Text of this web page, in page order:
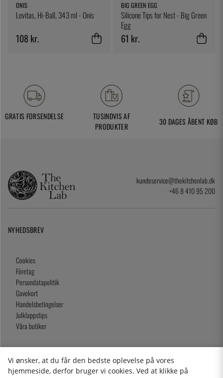
ONIS
Levitas, Hi-Ball, 343 ml - Onis
108 kr.
BIG GREEN EGG
Silicone Tips for Nest - Big Green
Egg
61 kr.
GRATIS FORSENDELSE
TUSINDVIS AF
PRODUKTER
30 DAGES ÅBENT KØB
kundeservice@thekitchenlab.dk
+46 8 410 95 200
NYHEDSBREV
Cookies
Företag
Persondatapolitik
Gavekort
Handelsbetingelser
Julklappstips
Våra butiker
2026 KitchenLab AB
Vi ønsker, at du får den bedste oplevelse på vores
hjemmeside, derfor bruger vi cookies. Ved at klikke på